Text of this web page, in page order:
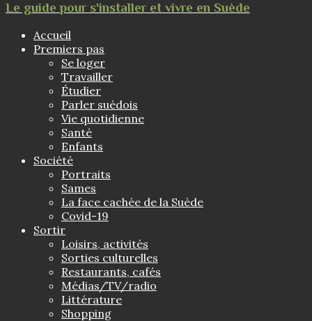
Le guide pour s'installer et vivre en Suède
Accueil
Premiers pas
Se loger
Travailler
Étudier
Parler suédois
Vie quotidienne
Santé
Enfants
Société
Portraits
Sames
La face cachée de la Suède
Covid-19
Sortir
Loisirs, activités
Sorties culturelles
Restaurants, cafés
Médias/TV/radio
Littérature
Shopping